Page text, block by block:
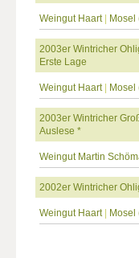
Weingut Haart| Mosel
2003er Wintricher
Erste Lage
Weingut Haart| Mosel
2003er Wintricher
Auslese *
Weingut Martin
2002er Wintricher
Weingut Haart| Mosel